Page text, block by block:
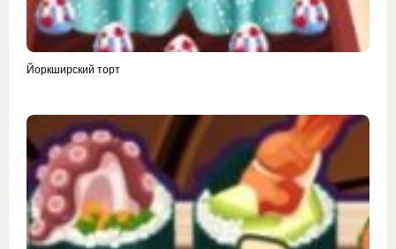
Йоркширский торт